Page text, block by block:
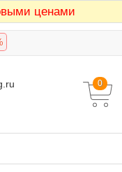
ценами
0